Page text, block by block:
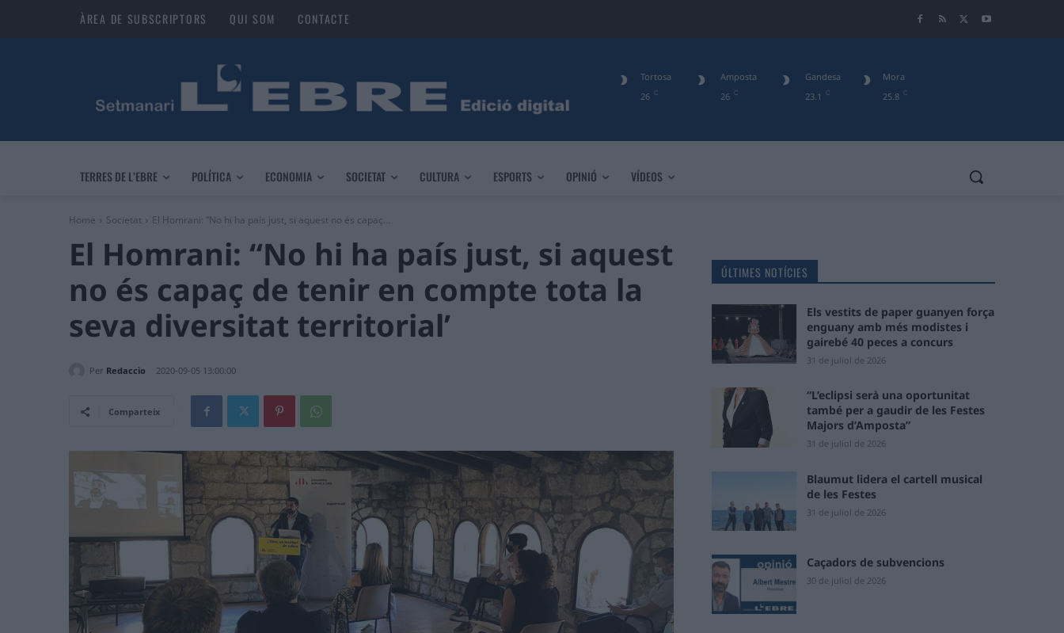
ÀREA DE SUBSCRIPTORS QUI SOM CONTACTE
26 C
Tortosa
26 C
Amposta
23.1
C
Gandesa
25.8 C
Mora
TERRES DE L’EBRE POLÍTICA ECONOMIA SOCIETAT CULTURA ESPORTS OPINIÓ VÍDEOS
Home Societat El Homrani: “No hi ha país just, si aquest no és capaç...
El Homrani: “No hi ha país just, si aquest
no és capaç de tenir en compte tota la
seva diversitat territorial’
Per Redaccio 2020-09-05 13:00:00
Comparteix
ÚLTIMES NOTÍCIES
Els vestits de paper guanyen força
enguany amb més modistes i
gairebé 40 peces a concurs
31 de juliol de 2026
“L’eclipsi serà una oportunitat
també per a gaudir de les Festes
Majors d’Amposta”
31 de juliol de 2026
Blaumut lidera el cartell musical
de les Festes
31 de juliol de 2026
Caçadors de subvencions
30 de juliol de 2026